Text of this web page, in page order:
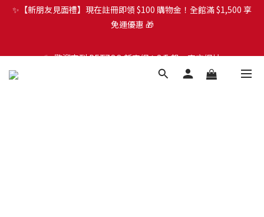
🐾 歡迎來到 PETZOO 新官網！8/5 起，官方網址
（petzoo.com.tw）將正式切換至本網站。立即了解升級資訊、
🐾 歡迎來到 PETZOO 新官網！8/5 起，官方網址
（petzoo.com.tw）將正式切換至本網站。立即了解升級資訊、
✨【新朋友見面禮】現在註冊即領 $100 購物金！全館滿 $1,500 享